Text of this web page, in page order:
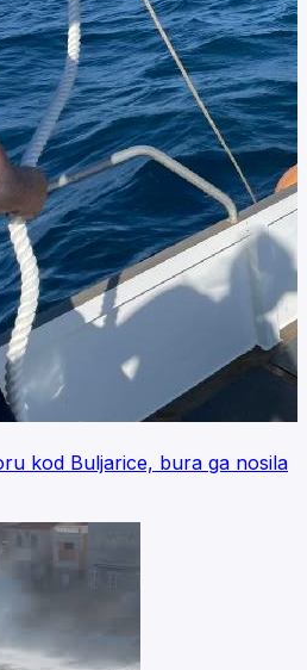
kod Buljarice, bura ga nosila